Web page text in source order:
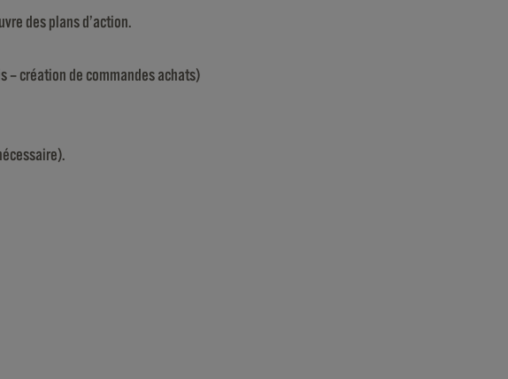
des plans d’action.
– création de commandes achats)